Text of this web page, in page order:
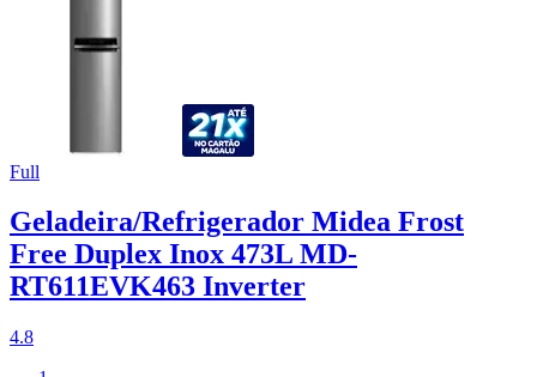
Full
Geladeira/Refrigerador Midea Frost
Free Duplex Inox 473L MD-
RT611EVK463 Inverter
4.8